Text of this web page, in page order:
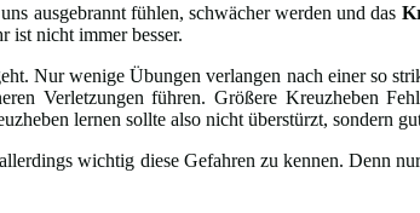
ausgebrannt fühlen, schwächer werden und das
ist nicht immer besser.
Nur wenige Übungen verlangen nach einer so
Verletzungen führen. Größere Kreuzheben
lernen sollte also nicht überstürzt, sondern
wichtig diese Gefahren zu kennen. Denn